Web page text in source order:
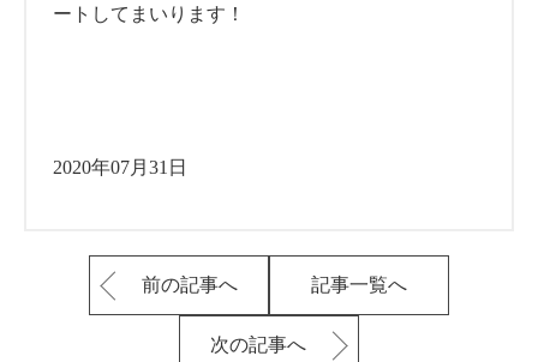
ートしてまいります！
2020年07月31日
前の記事へ 記事一覧へ
次の記事へ